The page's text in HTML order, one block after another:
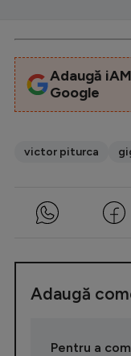
Adaugă
Google
victor piturca
Adaugă
Pentru a